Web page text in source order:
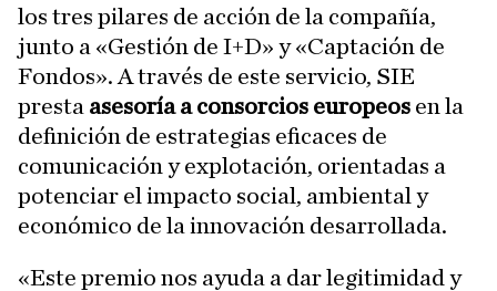
los tres pilares de acción de la compañía,
junto a «Gestión de I+D» y «Captación de
Fondos». A través de este servicio, SIE
presta asesoría a consorcios europeos en la
definición de estrategias eficaces de
comunicación y explotación, orientadas a
potenciar el impacto social, ambiental y
económico de la innovación desarrollada.
«Este premio nos ayuda a dar legitimidad y